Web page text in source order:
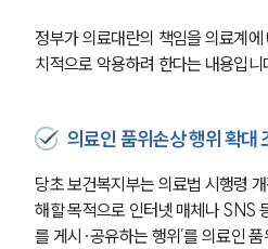
정부가 의료대란의 책임을 의료계
치적으로 악용하려 한다는 내용입니
의료인 품위손상 행위 확대
당초 보건복지부는 의료법 시행령
해할 목적으로 인터넷 매체나 SNS
를 게시·공유하는 행위’를 의료인